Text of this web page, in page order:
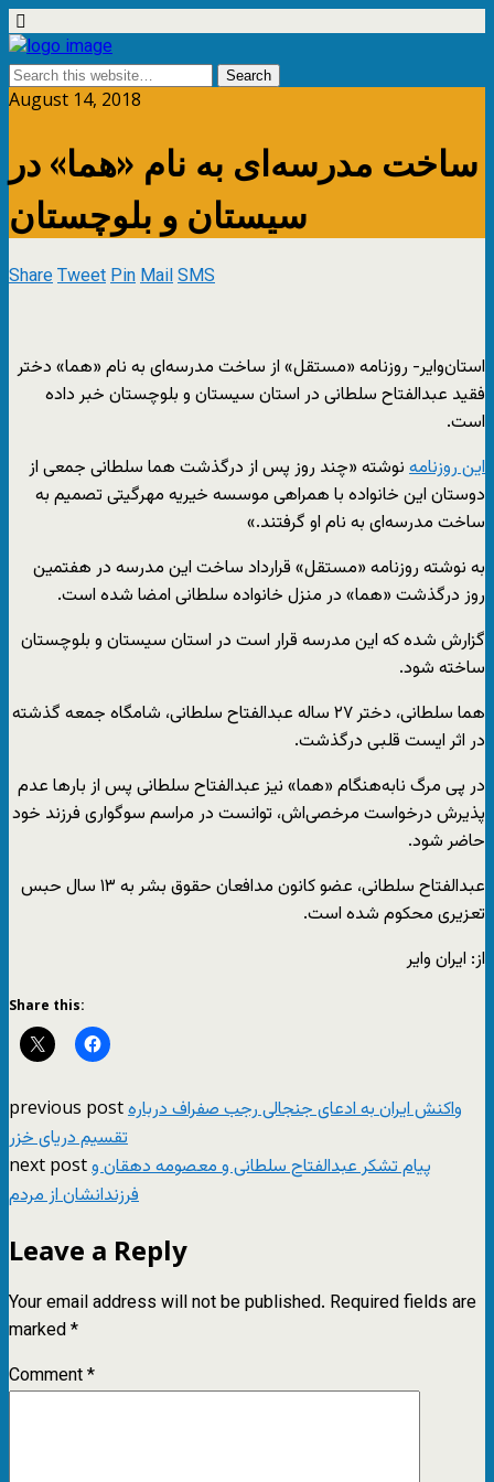
August 14, 2018
ساخت مدرسه‌ای به نام «هما» در
سیستان و بلوچستان
ShareTweetPinMailSMS
استان‌وایر- روزنامه «مستقل» از ساخت مدرسه‌ای به نام «هما» دختر
فقید عبد‌الفتاح سلطانی در استان سیستان و بلوچستان خبر داده
است.
این روزنامه نوشته «چند روز پس از درگذشت هما سلطانی جمعی از
دوستان این خانواده با همراهی موسسه خیریه مهرگیتی تصمیم به
ساخت مدرسه‌ای به نام او گرفتند.»
به نوشته روزنامه «مستقل» قرارداد ساخت این مدرسه در هفتمین
روز درگذشت «هما» در منزل خانواده سلطانی امضا شده است.
گزارش شده که این مدرسه قرار است در استان سیستان و بلوچستان
ساخته شود.
هما سلطانی، دختر ۲۷ ساله عبدالفتاح سلطانی، شامگاه جمعه گذشته
در اثر ایست قلبی درگذشت.
در پی مرگ نابه‌هنگام «هما» نیز عبدالفتاح سلطانی پس از بارها عدم
پذیرش درخواست مرخصی‌اش، توانست در مراسم سوگواری فرزند خود
حاضر شود.
عبدالفتاح سلطانی، عضو کانون مدافعان حقوق بشر به ۱۳ سال حبس
تعزیری محکوم شده است.
از: ایران وایر
Share this:
previous postواکنش ایران به ادعای جنجالی رجب صفراف درباره
تقسیم دریای خزر
next postپیام تشکر عبدالفتاح سلطانی و معصومه دهقان و
فرزندانشان از مردم
Leave a Reply
Your email address will not be published. Required fields are
marked*
Comment*